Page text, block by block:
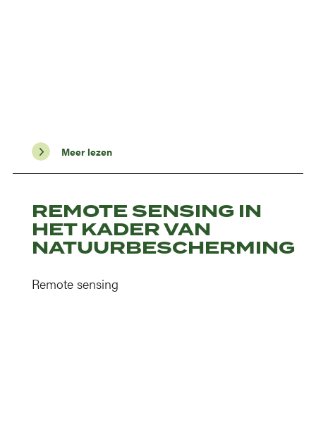
Meer lezen
REMOTE SENSING IN
HET KADER VAN
NATUURBESCHERMING
Remote sensing